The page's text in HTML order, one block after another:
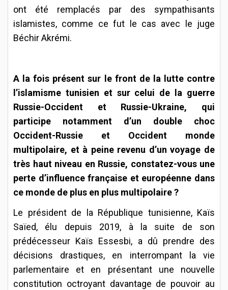
ont été remplacés par des sympathisants
islamistes, comme ce fut le cas avec le juge
Béchir Akrémi.
A la fois présent sur le front de la lutte contre
l’islamisme tunisien et sur celui de la guerre
Russie-Occident et Russie-Ukraine, qui
participe notamment d’un double choc
Occident-Russie et Occident monde
multipolaire, et à peine revenu d’un voyage de
très haut niveau en Russie, constatez-vous une
perte d’influence française et européenne dans
ce monde de plus en plus multipolaire ?
Le président de la République tunisienne, Kaïs
Saïed, élu depuis 2019, à la suite de son
prédécesseur Kaïs Essesbi, a dû prendre des
décisions drastiques, en interrompant la vie
parlementaire et en présentant une nouvelle
constitution octroyant davantage de pouvoir au